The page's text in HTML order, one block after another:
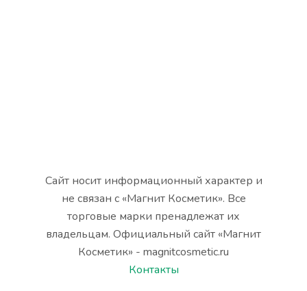
Сайт носит информационный характер и
не связан с «Магнит Косметик». Все
торговые марки пренадлежат их
владельцам. Официальный сайт «Магнит
Косметик» - magnitcosmetic.ru
Контакты